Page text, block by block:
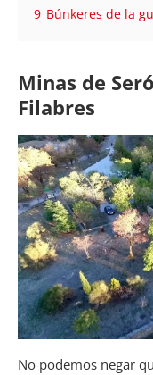
9 Búnkeres de la
Minas de
Filabres
No podemos negar